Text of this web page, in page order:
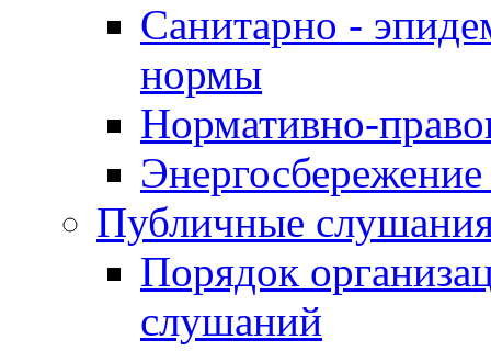
Санитарно -
нормы
Нормативно-
Публичные
Порядок
слушаний